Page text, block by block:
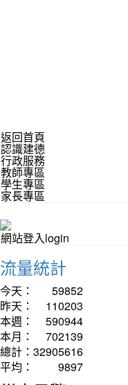
返回首頁
認識建德
行政服務
教師專區
學生專區
家長專區
網站登入login
流量統計
今天：
59852
昨天：
110203
本週：
590944
本月：
702139
總計： 32905616
平均：
9897